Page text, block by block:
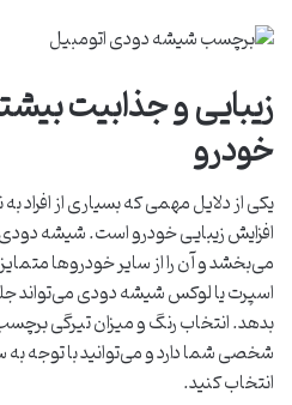
زیبایی و جذابیت
خودرو
یکی از دلایل مهمی که بسیاری از
افزایش زیبایی خودرو است. شیشه
می‌بخشد و آن را از سایر خودروها
اسپرت یا لوکس شیشه دودی می‌تواند
بدهد. انتخاب رنگ و میزان تیرگی
شخصی شما دارد و می‌توانید با توجه به
انتخاب کنید.